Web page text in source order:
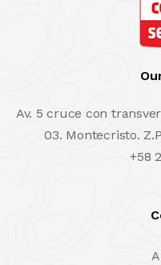
Av. 5 cruce con
03. Montecristo.
+58